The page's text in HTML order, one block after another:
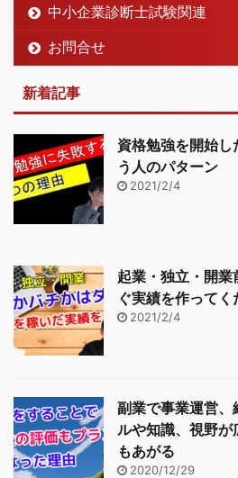
中小企業診断士試験関連
お問合せ
新着記事
資格勉強を開始し
う人のパターン
2021/2/4
起業・独立・開
ぐ実績を作ってく
2021/2/4
副業で事業運営、
ルや知識、視野
もあがる
2020/12/29